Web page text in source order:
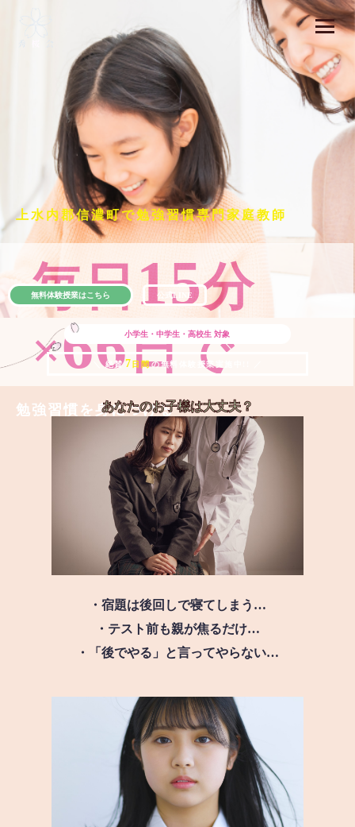
上水内郡信濃町で勉強習慣専門家庭教師
毎日15分
×66日で
勉強習慣を身につける
小学生・中学生・高校生 対象
＼ 絶賛 7 日間の無料体験授業実施中!! ／
無料体験授業はこちら 公式LINE
あなたのお子様は大丈夫？
・宿題は後回しで寝てしまう…
・テスト前も親が焦るだけ…
・「後でやる」と言ってやらない…